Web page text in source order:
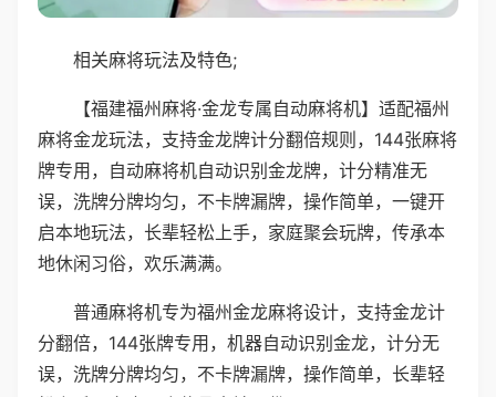
相关麻将玩法及特色;
【福建福州麻将·金龙专属自动麻将机】适配福州
麻将金龙玩法，支持金龙牌计分翻倍规则，144张麻将
牌专用，自动麻将机自动识别金龙牌，计分精准无
误，洗牌分牌均匀，不卡牌漏牌，操作简单，一键开
启本地玩法，长辈轻松上手，家庭聚会玩牌，传承本
地休闲习俗，欢乐满满。
普通麻将机专为福州金龙麻将设计，支持金龙计
分翻倍，144张牌专用，机器自动识别金龙，计分无
误，洗牌分牌均匀，不卡牌漏牌，操作简单，长辈轻